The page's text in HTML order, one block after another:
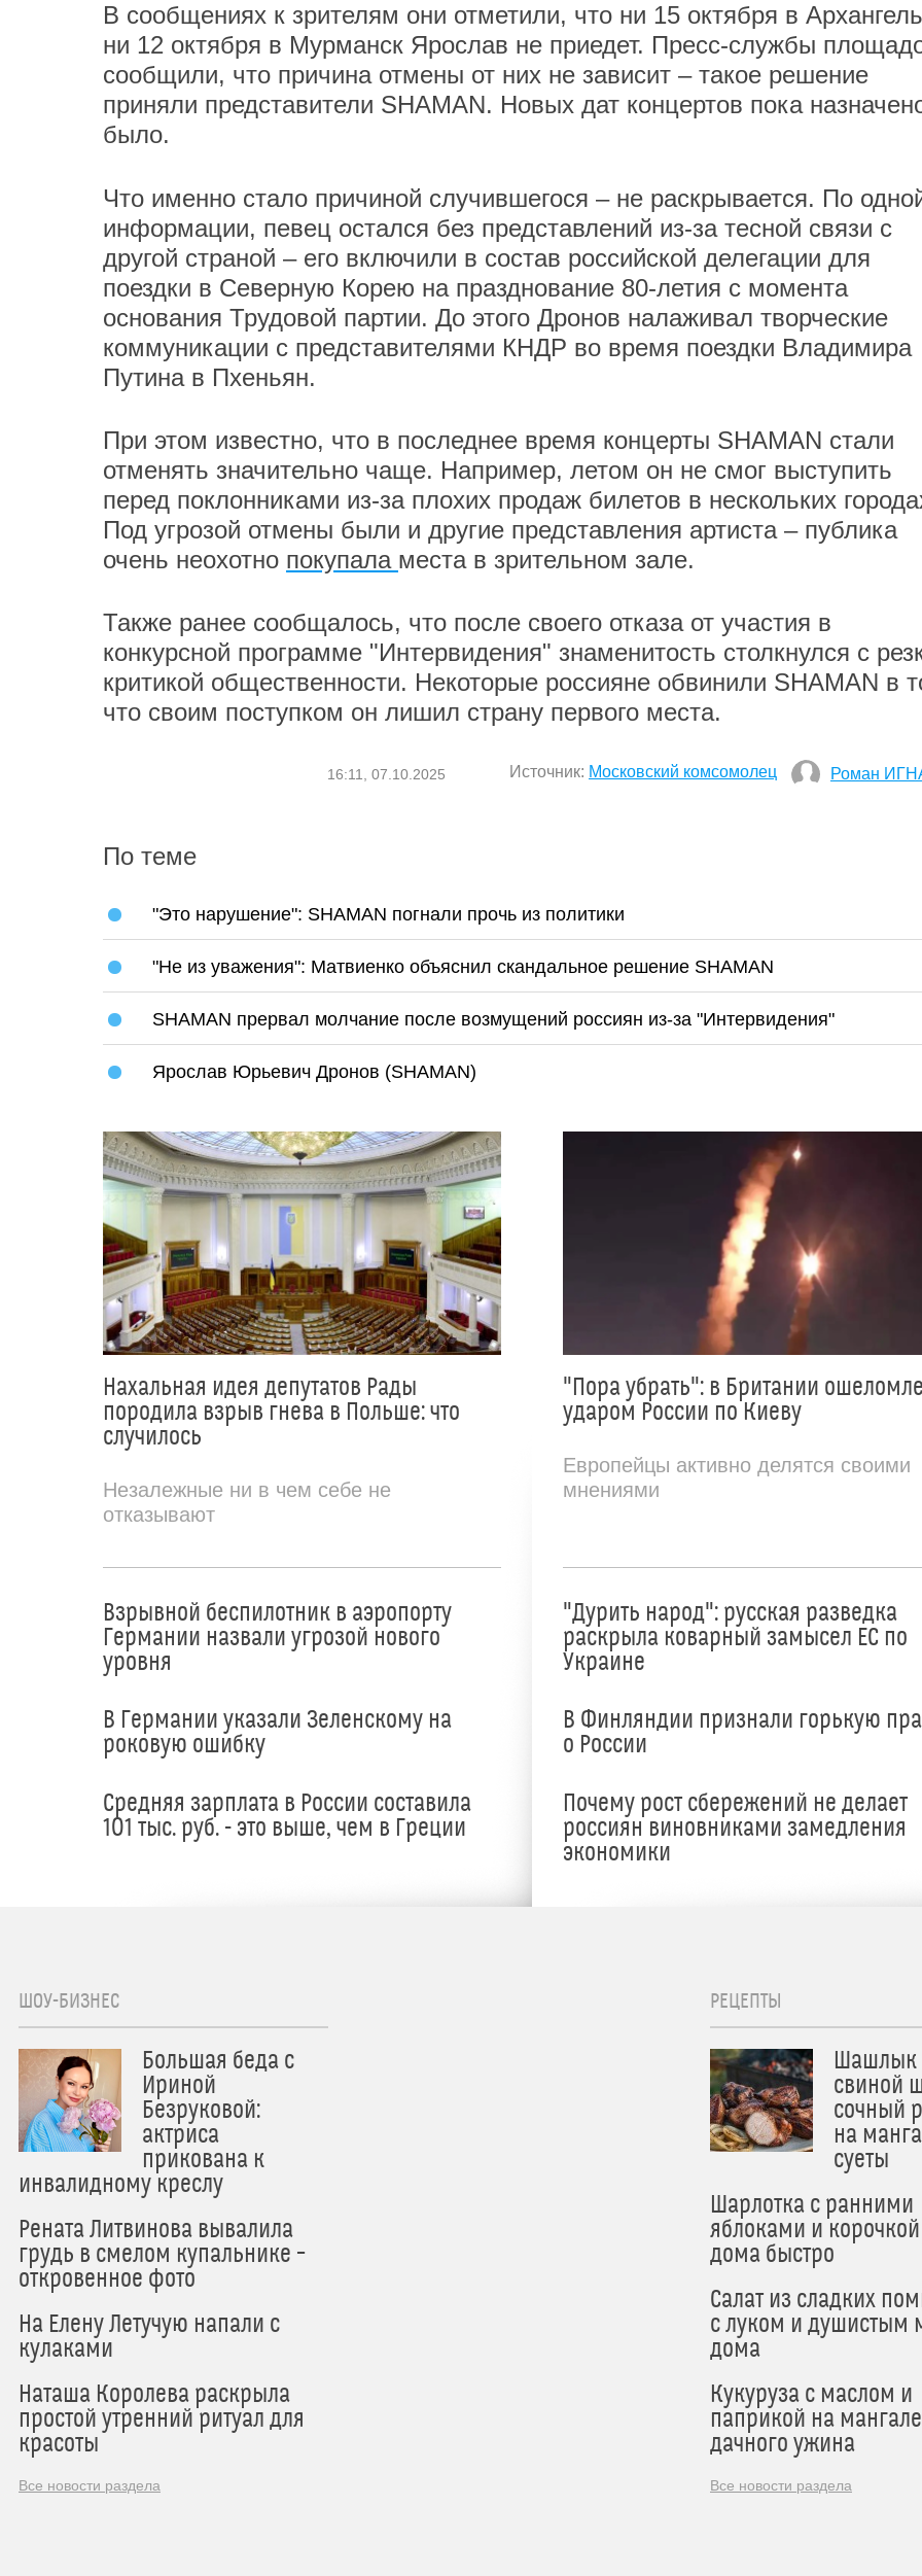
В сообщениях к зрителям они отметили, что ни 15 октября в
ни 12 октября в Мурманск Ярослав не приедет. Пресс-службы
сообщили, что причина отмены от них не зависит – такое решение
приняли представители SHAMAN. Новых дат концертов пока
было.
Что именно стало причиной случившегося – не раскрывается. По
информации, певец остался без представлений из-за тесной связи с
другой страной – его включили в состав российской делегации для
поездки в Северную Корею на празднование 80-летия с момента
основания Трудовой партии. До этого Дронов налаживал творческие
коммуникации с представителями КНДР во время поездки Владимира
Путина в Пхеньян.
При этом известно, что в последнее время концерты SHAMAN стали
отменять значительно чаще. Например, летом он не смог выступить
перед поклонниками из-за плохих продаж билетов в нескольких
Под угрозой отмены были и другие представления артиста – публика
очень неохотно покупала места в зрительном зале.
Также ранее сообщалось, что после своего отказа от участия в
конкурсной программе "Интервидения" знаменитость столкнулся с
критикой общественности. Некоторые россияне обвинили SHAMAN в
что своим поступком он лишил страну первого места.
16:11, 07.10.2025 Источник: Московский комсомолец Роман
По теме
"Это нарушение": SHAMAN погнали прочь из политики
"Не из уважения": Матвиенко объяснил скандальное решение SHAMAN
SHAMAN прервал молчание после возмущений россиян из-за "Интервидения"
Ярослав Юрьевич Дронов (SHAMAN)
Нахальная идея депутатов Рады
породила взрыв гнева в Польше: что
случилось
Незалежные ни в чем себе не
отказывают
Взрывной беспилотник в аэропорту
Германии назвали угрозой нового
уровня
В Германии указали Зеленскому на
роковую ошибку
Средняя зарплата в России составила
101 тыс. руб. - это выше, чем в Греции
"Пора убрать": в Британии
ударом России по Киеву
Европейцы активно делятся своими
мнениями
"Дурить народ": русская разведка
раскрыла коварный замысел ЕС по
Украине
В Финляндии признали горькую
о России
Почему рост сбережений не делает
россиян виновниками замедления
экономики
ШОУ-БИЗНЕС
Большая беда с
Ириной
Безруковой:
актриса
прикована к
инвалидному креслу
Рената Литвинова вывалила
грудь в смелом купальнике –
откровенное фото
На Елену Летучую напали с
кулаками
Наташа Королева раскрыла
простой утренний ритуал для
красоты
Все новости раздела
РЕЦЕПТЫ
Шашлык
свиной
сочный
на
суеты
Шарлотка с ранними
яблоками и
дома быстро
Салат из сладких
с луком и душистым
дома
Кукуруза с маслом и
паприкой на
дачного ужина
Все новости раздела